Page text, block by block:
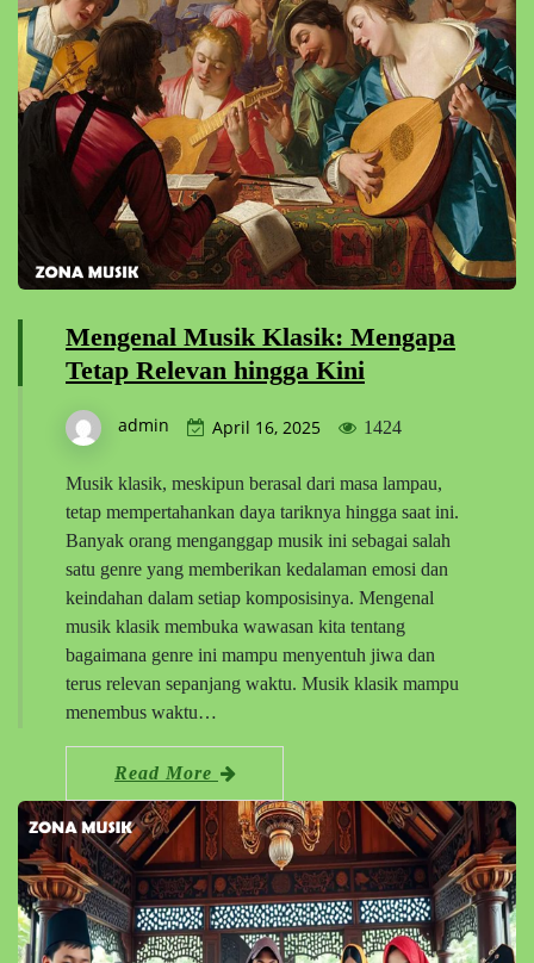
Mengenal Musik Klasik: Mengapa
Tetap Relevan hingga Kini
admin April 16, 2025 1424
Musik klasik, meskipun berasal dari masa lampau,
tetap mempertahankan daya tariknya hingga saat ini.
Banyak orang menganggap musik ini sebagai salah
satu genre yang memberikan kedalaman emosi dan
keindahan dalam setiap komposisinya. Mengenal
musik klasik membuka wawasan kita tentang
bagaimana genre ini mampu menyentuh jiwa dan
terus relevan sepanjang waktu. Musik klasik mampu
menembus waktu…
Read More